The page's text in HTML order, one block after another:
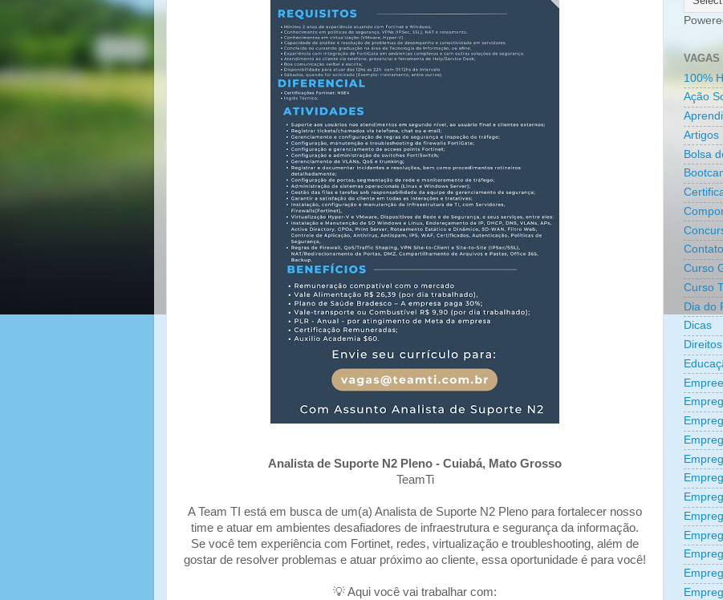
Analista de Suporte N2 Pleno - Cuiabá, Mato Grosso
TeamTi
A Team TI está em busca de um(a) Analista de Suporte N2 Pleno para fortalecer nosso
time e atuar em ambientes desafiadores de infraestrutura e segurança da informação.
Se você tem experiência com Fortinet, redes, virtualização e troubleshooting, além de
gostar de resolver problemas e atuar próximo ao cliente, essa oportunidade é para você!
💡 Aqui você vai trabalhar com:
VAGAS
100%
Ação
Artigos
Bolsa
Contato
Curso
Curso
Dia do
Dicas